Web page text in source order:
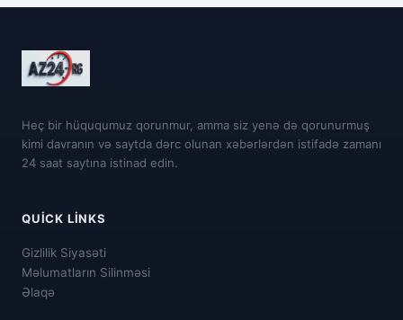
Heç bir hüququmuz qorunmur, amma siz yenə də qorunurmuş
kimi davranın və saytda dərc olunan xəbərlərdən istifadə zamanı
24 saat saytına istinad edin.
QUICK LINKS
Gizlilik Siyasəti
Məlumatların Silinməsi
Əlaqə